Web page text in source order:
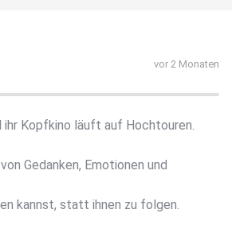
vor 2 Monaten
ihr Kopfkino läuft auf Hochtouren.
Gedanken, Emotionen und
kannst, statt ihnen zu folgen.